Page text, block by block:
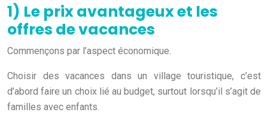
1) Le prix avantageux et les
offres de vacances
Commençons par l’aspect économique.
Choisir des vacances dans un village touristique, c’est
d’abord faire un choix lié au budget, surtout lorsqu’il s’agit de
familles avec enfants.